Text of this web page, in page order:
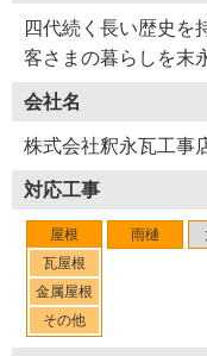
四代続く長い歴史を
客さまの暮らしを末
会社名
株式会社釈永瓦工事
対応工事
屋根
瓦屋根
金属屋根
その他
雨樋